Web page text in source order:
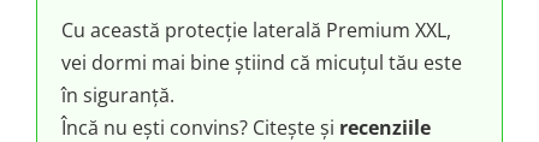
Cu această protecție laterală Premium XXL,
vei dormi mai bine știind că micuțul tău este
în siguranță.
Încă nu ești convins? Citește și recenziile